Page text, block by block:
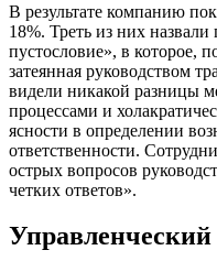
В результате компанию
18%. Треть из них
пустословие», в которое,
затеянная руководством
видели никакой разницы
процессами и
ясности в определении
ответственности.
острых вопросов
четких ответов».
Управленческий